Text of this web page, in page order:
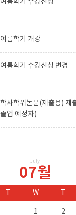
여름학기 개강
여름학기 수강신청 변경
학사학위논문(제출용) 제
졸업 예정자)
07월
July
W
1 2